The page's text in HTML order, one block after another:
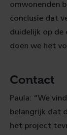
omwonenden
conclusie dat
duidelijk op de
doen we het
Contact
Paula: “We
belangrijk dat
het project